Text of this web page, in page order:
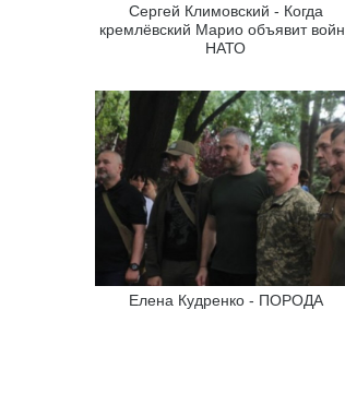
Сергей Климовский - Когда
кремлёвский Марио объявит
НАТО
Елена Кудренко - ПОРОДА